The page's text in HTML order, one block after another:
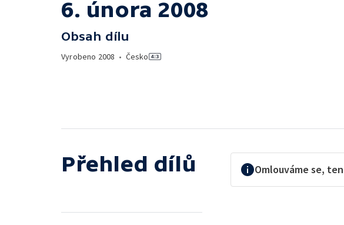
6. února 2008
Obsah dílu
Vyrobeno 2008 • Česko
Přehled dílů Omlouváme se,